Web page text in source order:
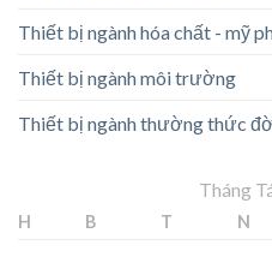
Thiết bị ngành hóa chất - mỹ
Thiết bị ngành môi trường
Thiết bị ngành thường thức
Tháng
H B T N